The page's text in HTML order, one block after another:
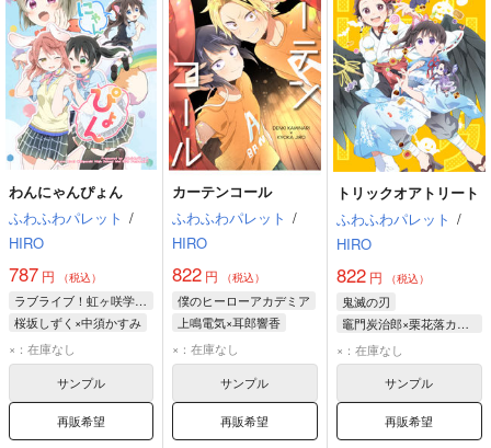
わんにゃんぴょん
ふわふわパレット /
HIRO
787 円 （税込）
ラブライブ！虹ヶ咲学園スクールアイドル同好会
桜坂しずく×中須かすみ
高咲侑
中須かすみ
桜坂しずく
×：在庫なし
サンプル
再販希望
カーテンコール
ふわふわパレット /
HIRO
822 円 （税込）
僕のヒーローアカデミア
上鳴電気×耳郎響香
上鳴電気
×：在庫なし
サンプル
再販希望
トリックオアトリート
ふわふわパレット /
HIRO
822円 （税込）
鬼滅の刃
竈門炭治郎×栗花落カナヲ
竈門炭治郎
栗花落カナヲ
×：在庫なし
サンプル
再販希望